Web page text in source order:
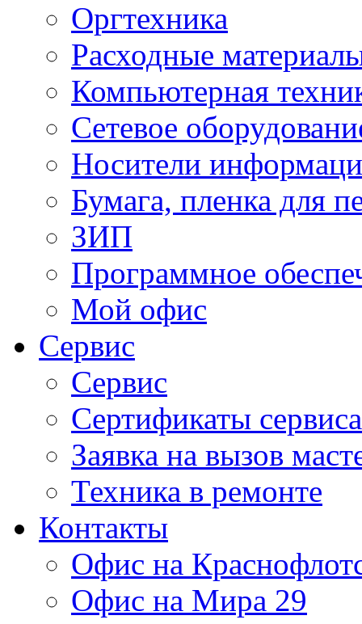
Оргтехника
Расходные
Компьютерная
Сетевое
Носители
Бумага, пленка для
ЗИП
Программное
Мой офис
Сервис
Сервис
Сертификаты сервиса
Заявка на вызов
Техника в ремонте
Контакты
Офис на
Офис на Мира 29